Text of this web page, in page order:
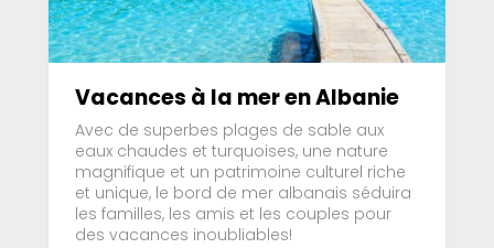
Vacances à la mer en Albanie
Avec de superbes plages de sable aux
eaux chaudes et turquoises, une nature
magnifique et un patrimoine culturel riche
et unique, le bord de mer albanais séduira
les familles, les amis et les couples pour
des vacances inoubliables!